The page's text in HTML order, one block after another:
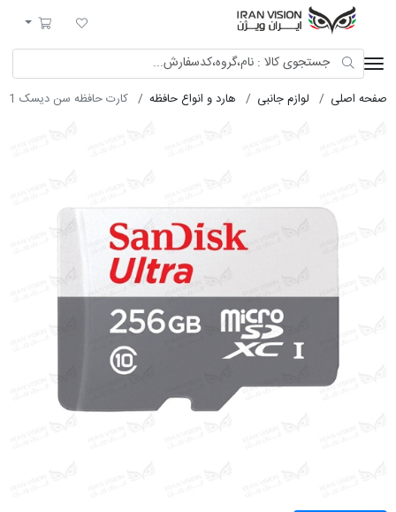
لیست مورد علاقه
سبد خرید
صفحه اصلی لوازم جانبی هارد و انواع حافظه کارت حافظه سن دیسک 256G UHS-I U1